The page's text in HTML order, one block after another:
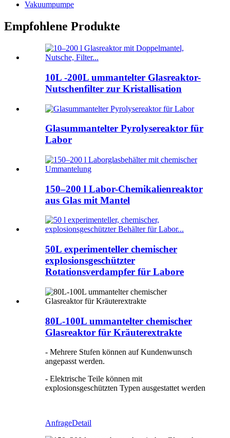
Vakuumpumpe
Empfohlene Produkte
10L -200L ummantelter Glasreaktor-
Nutschenfilter zur Kristallisation
Glasummantelter Pyrolysereaktor für
Labor
150–200 l Labor-Chemikalienreaktor
aus Glas mit Mantel
50L experimenteller chemischer
explosionsgeschützter
Rotationsverdampfer für Labore
80L-100L ummantelter chemischer
Glasreaktor für Kräuterextrakte
- Mehrere Stufen können auf Kundenwunsch
angepasst werden.
- Elektrische Teile können mit
explosionsgeschützten Typen ausgestattet werden
AnfrageDetail